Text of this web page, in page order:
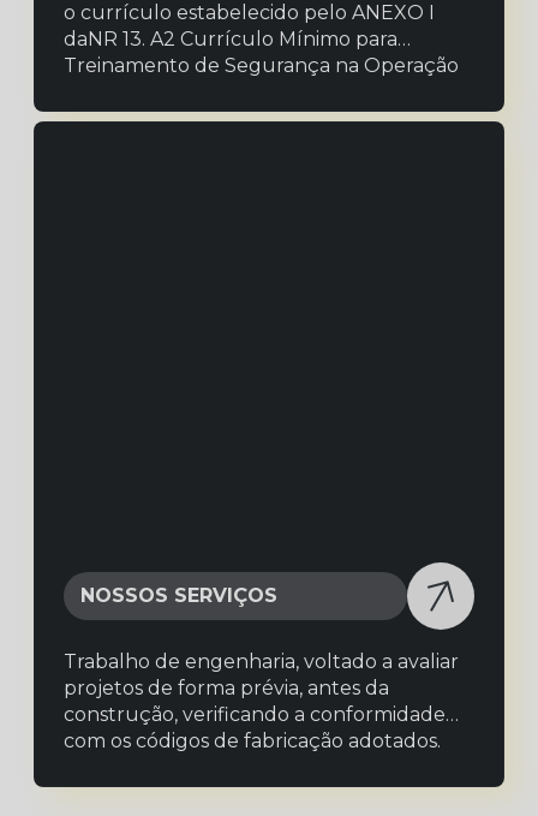
o currículo estabelecido pelo ANEXO I
daNR 13. A2 Currículo Mínimo para
Treinamento de Segurança na Operação
RECICLAGEM, PARA OPERADORES DE
NOSSOS SERVIÇOS
Trabalho de engenharia, voltado a avaliar
projetos de forma prévia, antes da
construção, verificando a conformidade
com os códigos de fabricação adotados.
materiais.; Código de projeto utilizado e